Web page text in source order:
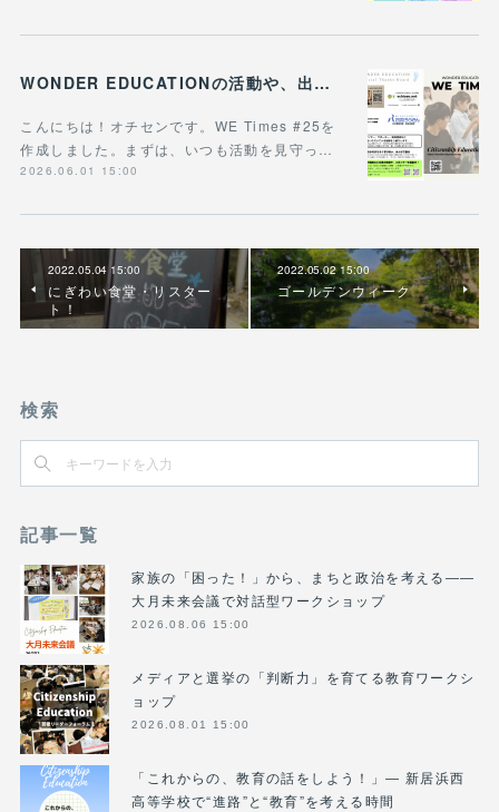
WONDER EDUCATIONの活動や、出張講座・講演のご案内をまとめた 『WE Times #25』を公開しました！
こんにちは！オチセンです。WE Times #25を
作成しました。まずは、いつも活動を見守っ…
2026.06.01 15:00
2022.05.04 15:00
にぎわい食堂・リスター
ト！
2022.05.02 15:00
ゴールデンウィーク
検索
記事一覧
家族の「困った！」から、まちと政治を考える――
大月未来会議で対話型ワークショップ
2026.08.06 15:00
メディアと選挙の「判断力」を育てる教育ワークシ
ョップ
2026.08.01 15:00
「これからの、教育の話をしよう！」― 新居浜西
高等学校で“進路”と“教育”を考える時間